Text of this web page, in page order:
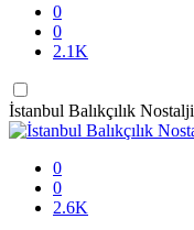
0
0
2.1K
İstanbul Balıkçılık Nostalji
0
0
2.6K